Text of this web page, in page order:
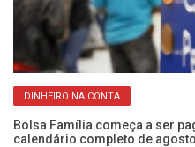
DINHEIRO NA CONTA
Bolsa Família começa a ser
calendário completo de agosto